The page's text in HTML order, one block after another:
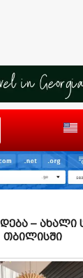
– ახალი
თბილისში